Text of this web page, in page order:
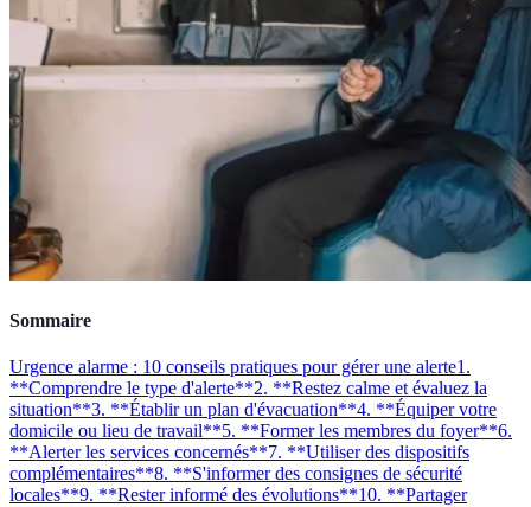
Sommaire
Urgence alarme : 10 conseils pratiques pour gérer une alerte1.
**Comprendre le type d'alerte**2. **Restez calme et évaluez la
situation**3. **Établir un plan d'évacuation**4. **Équiper votre
domicile ou lieu de travail**5. **Former les membres du foyer**6.
**Alerter les services concernés**7. **Utiliser des dispositifs
complémentaires**8. **S'informer des consignes de sécurité
locales**9. **Rester informé des évolutions**10. **Partager